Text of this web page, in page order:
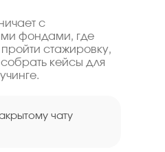
коучинга и
заработал 800 тысяч
как коуч.
с
фондами, где
стажировку,
собрать кейсы для
чату